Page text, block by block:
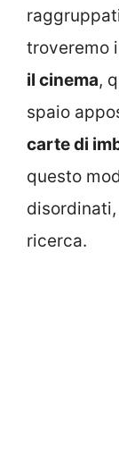
troveremo
il cinema,
spaio
carte di
questo
ricerca.